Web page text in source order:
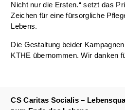
Nicht nur die Ersten.“ setzt das
Zeichen für eine fürsorgliche
Lebens.
Die Gestaltung beider
KTHE übernommen. Wir danken
CS Caritas Socialis –